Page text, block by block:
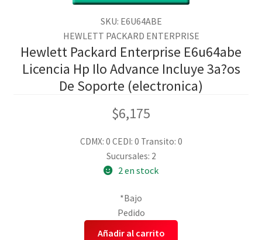
SKU: E6U64ABE
HEWLETT PACKARD ENTERPRISE
Hewlett Packard Enterprise E6u64abe
Licencia Hp Ilo Advance Incluye 3a?os
De Soporte (electronica)
$6,175
CDMX: 0 CEDI: 0 Transito: 0
Sucursales: 2
2 en stock
*Bajo
Pedido
Añadir al carrito